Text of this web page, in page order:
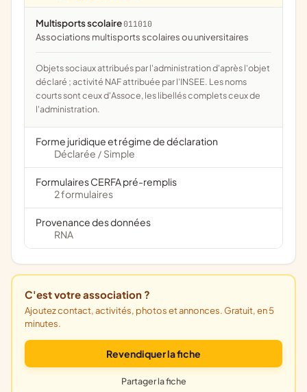
Multisports scolaire 011010
associations multisports scolaires ou universitaires
Objets sociaux attribués par l'administration d'après l'objet
déclaré ; activité NAF attribuée par l'INSEE. Les noms
courts sont ceux d'Assoce, les libellés complets ceux de
l'administration.
Forme juridique et régime de déclaration
Déclarée / Simple
Formulaires CERFA pré-remplis
2 formulaires
Provenance des données
RNA
C'est votre association ?
Ajoutez contact, activités, photos et annonces. Gratuit, en 5
minutes.
Revendiquer la fiche
Partager la fiche